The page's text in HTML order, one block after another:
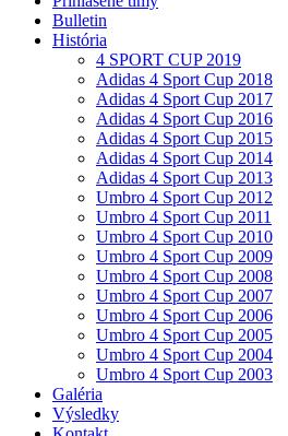
Bulletin
História
4 SPORT CUP 2019
Adidas 4 Sport Cup 2018
Adidas 4 Sport Cup 2017
Adidas 4 Sport Cup 2016
Adidas 4 Sport Cup 2015
Adidas 4 Sport Cup 2014
Adidas 4 Sport Cup 2013
Umbro 4 Sport Cup 2012
Umbro 4 Sport Cup 2011
Umbro 4 Sport Cup 2010
Umbro 4 Sport Cup 2009
Umbro 4 Sport Cup 2008
Umbro 4 Sport Cup 2007
Umbro 4 Sport Cup 2006
Umbro 4 Sport Cup 2005
Umbro 4 Sport Cup 2004
Umbro 4 Sport Cup 2003
Galéria
Výsledky